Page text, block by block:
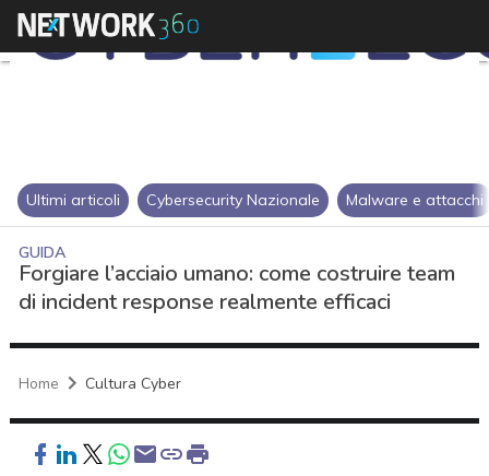
Ultimi articoli Cybersecurity Nazionale Malware e attacchi
GUIDA
Forgiare l’acciaio umano: come costruire team
di incident response realmente efficaci
Home Cultura Cyber